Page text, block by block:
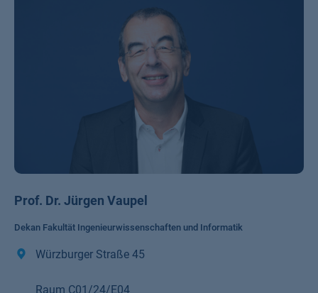
Prof. Dr. Jürgen Vaupel
Dekan Fakultät Ingenieurwissenschaften und Informatik
Würzburger Straße 45
Raum C01/24/E04